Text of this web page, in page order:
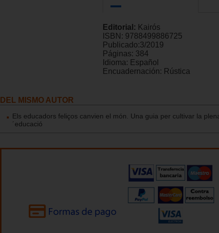
Editorial: Kairós
ISBN: 9788499886725
Publicado:3/2019
Páginas: 384
Idioma: Español
Encuadernación: Rústica
DEL MISMO AUTOR
Els educadors feliços canvien el món. Una guia per cultivar la
´educació